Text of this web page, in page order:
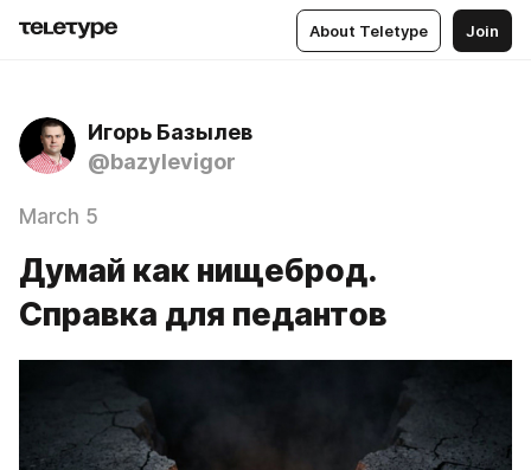
About Teletype Join
Игорь Базылев
@bazylevigor
March 5
Думай как нищеброд.
Справка для педантов